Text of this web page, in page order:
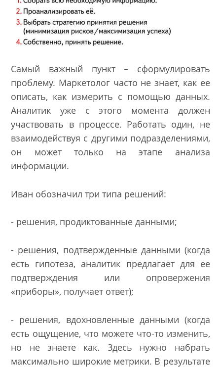
Самый важный пункт – сформулировать
проблему. Маркетолог часто не знает, как ее
описать, как измерить с помощью данных.
Аналитик уже с этого момента должен
участвовать в процессе. Работать один, не
взаимодействуя с другими подразделениями,
он может только на этапе анализа
информации.
Иван обозначил три типа решений:
- решения, продиктованные данными;
- решения, подтвержденные данными (когда
есть гипотеза, аналитик предлагает для ее
подтверждения или опровержения
«приборы», получает ответ);
- решения, вдохновленные данными (когда
есть ощущение, что можете что-то изменить,
но не знаете как. Здесь нужно набрать
максимально широкие метрики. В результате